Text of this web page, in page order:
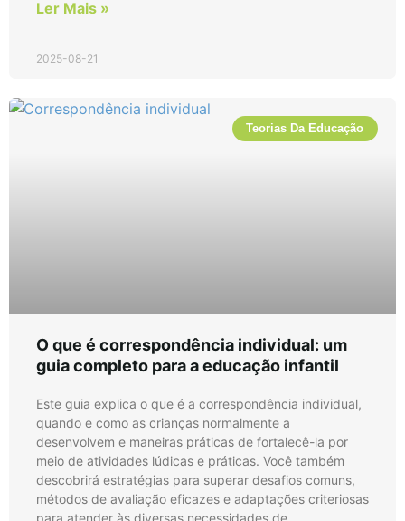
Ler Mais »
2025-08-21
Teorias Da Educação
O que é correspondência individual: um
guia completo para a educação infantil
Este guia explica o que é a correspondência individual,
quando e como as crianças normalmente a
desenvolvem e maneiras práticas de fortalecê-la por
meio de atividades lúdicas e práticas. Você também
descobrirá estratégias para superar desafios comuns,
métodos de avaliação eficazes e adaptações criteriosas
para atender às diversas necessidades de